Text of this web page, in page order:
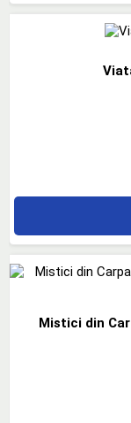
Mistici din